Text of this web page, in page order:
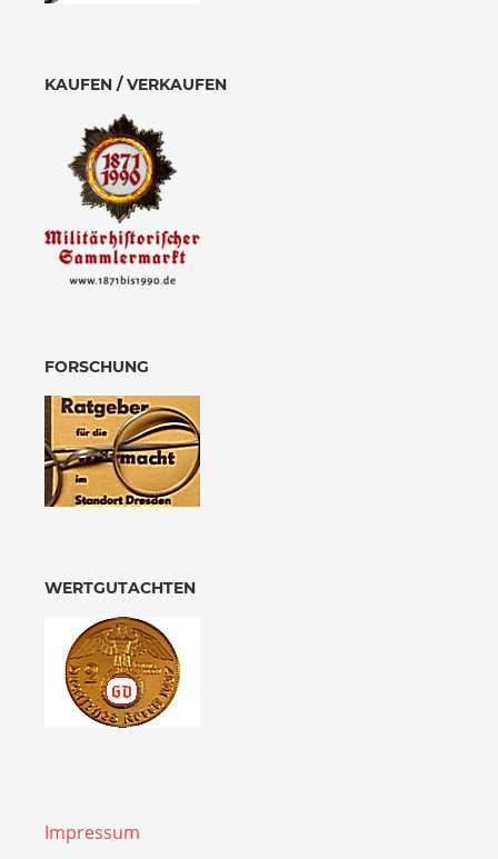
KAUFEN / VERKAUFEN
FORSCHUNG
WERTGUTACHTEN
Impressum